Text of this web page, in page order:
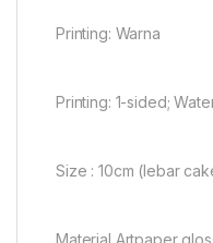
Printing: Warna
Printing: 1-sided;
Size : 10cm (lebar